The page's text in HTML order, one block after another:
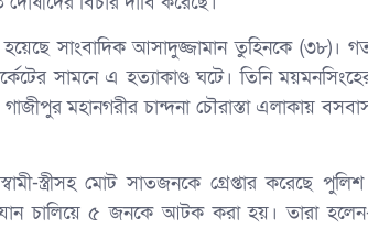
হয়েছে সাংবাদিক আসাদুজ্জামান তুহিনকে (৩৮)।
সামনে এ হত্যাকাণ্ড ঘটে। তিনি
মহানগরীর চান্দনা চৌরাস্তা এলাকায়
স্ত্রীসহ মোট সাতজনকে গ্রেপ্তার করেছে
চালিয়ে ৫ জনকে আটক করা হয়। তারা